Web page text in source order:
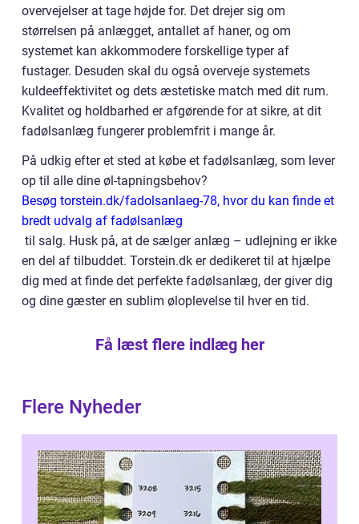
overvejelser at tage højde for. Det drejer sig om
størrelsen på anlægget, antallet af haner, og om
systemet kan akkommodere forskellige typer af
fustager. Desuden skal du også overveje systemets
kuldeeffektivitet og dets æstetiske match med dit rum.
Kvalitet og holdbarhed er afgørende for at sikre, at dit
fadølsanlæg fungerer problemfrit i mange år.
På udkig efter et sted at købe et fadølsanlæg, som lever
op til alle dine øl-tapningsbehov?
Besøg torstein.dk/fadolsanlaeg-78, hvor du kan finde et
bredt udvalg af fadølsanlæg
til salg. Husk på, at de sælger anlæg – udlejning er ikke
en del af tilbuddet. Torstein.dk er dedikeret til at hjælpe
dig med at finde det perfekte fadølsanlæg, der giver dig
og dine gæster en sublim øloplevelse til hver en tid.
Få læst flere indlæg her
Flere Nyheder